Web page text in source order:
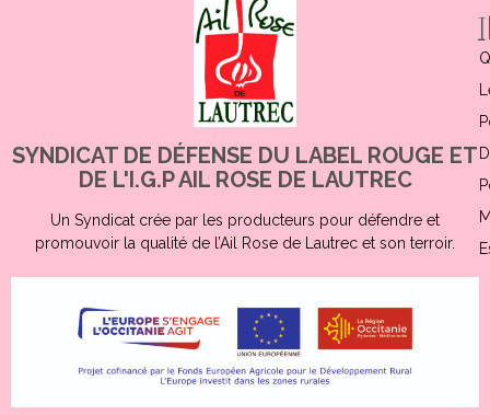
SYNDICAT DE DÉFENSE DU LABEL ROUGE ET
DE L'I.G.P AIL ROSE DE LAUTREC
Un Syndicat crée par les producteurs pour défendre et
promouvoir la qualité de l’Ail Rose de Lautrec et son terroir.